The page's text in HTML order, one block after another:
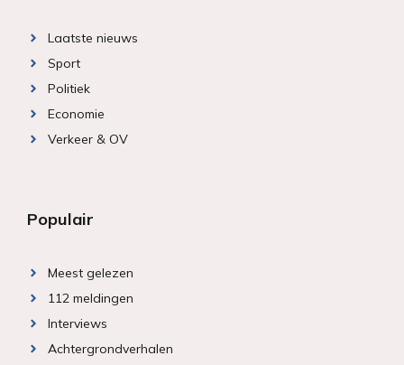
Laatste nieuws
Sport
Politiek
Economie
Verkeer & OV
Populair
Meest gelezen
112 meldingen
Interviews
Achtergrondverhalen